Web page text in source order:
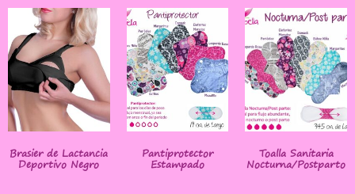
Brasier de Lactancia
Deportivo Negro
Pantiprotector
Estampado
Toalla Sanitaria
Nocturna/Postparto